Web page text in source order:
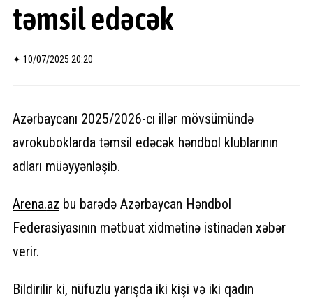
təmsil edəcək
✦ 10/07/2025 20:20
Azərbaycanı 2025/2026-cı illər mövsümündə
avrokuboklarda təmsil edəcək həndbol klublarının
adları müəyyənləşib.
Arena.az bu barədə Azərbaycan Həndbol
Federasiyasının mətbuat xidmətinə istinadən xəbər
verir.
Bildirilir ki, nüfuzlu yarışda iki kişi və iki qadın